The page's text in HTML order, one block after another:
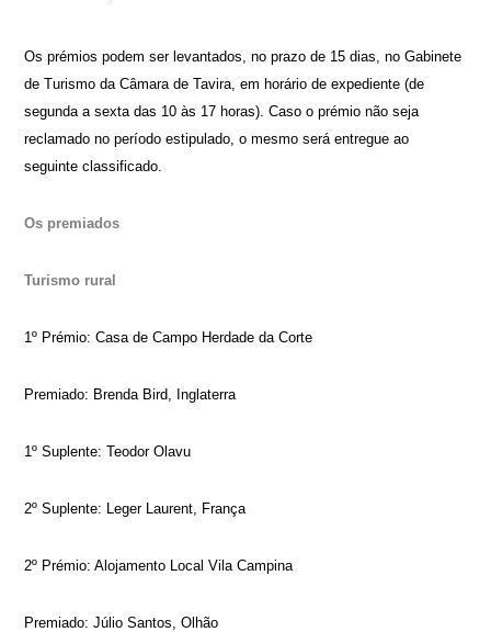
Os prémios podem ser levantados, no prazo de 15 dias, no Gabinete
de Turismo da Câmara de Tavira, em horário de expediente (de
segunda a sexta das 10 às 17 horas). Caso o prémio não seja
reclamado no período estipulado, o mesmo será entregue ao
seguinte classificado.
Os premiados
Turismo rural
1º Prémio: Casa de Campo Herdade da Corte
Premiado: Brenda Bird, Inglaterra
1º Suplente: Teodor Olavu
2º Suplente: Leger Laurent, França
2º Prémio: Alojamento Local Vila Campina
Premiado: Júlio Santos, Olhão